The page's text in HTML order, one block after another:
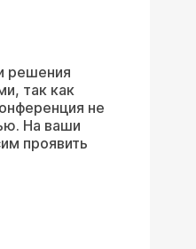
решения
так как
не
На ваши
проявить